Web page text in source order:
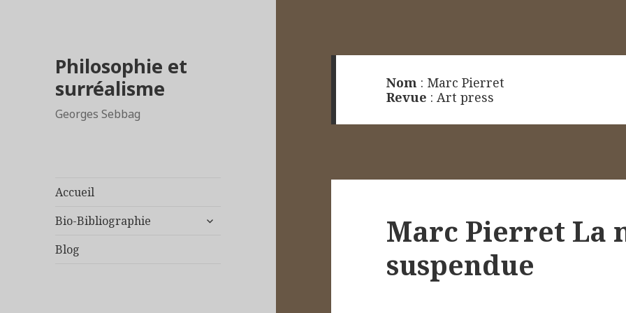
Philosophie et
surréalisme
Georges Sebbag
Accueil
Bio-Bibliographie
Blog
Nom : Marc Pierret
Revue : Art press
Marc Pierret La
suspendue